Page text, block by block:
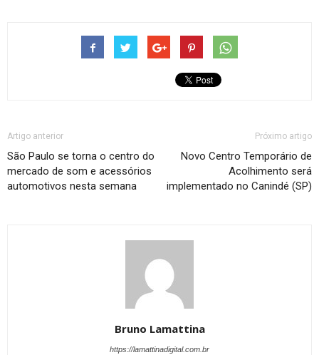
Artigo anterior
São Paulo se torna o centro do
mercado de som e acessórios
automotivos nesta semana
Próximo artigo
Novo Centro Temporário de
Acolhimento será
implementado no Canindé (SP)
Bruno Lamattina
https://lamattinadigital.com.br